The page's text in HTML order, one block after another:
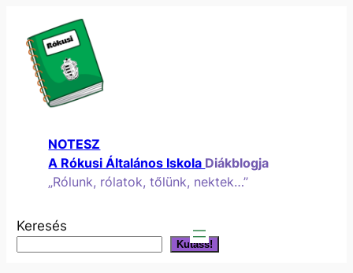
tartalomhoz
NOTESZ
A Rókusi Általános Iskola Diákblogja
„Rólunk, rólatok, tőlünk, nektek…”
Keresés
Kutass!